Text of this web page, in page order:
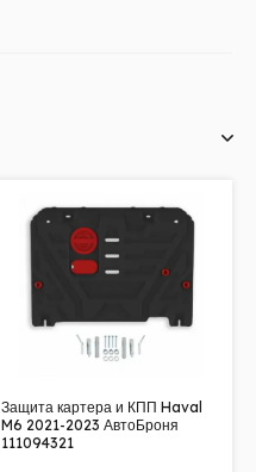
Защита картера и КПП Haval
M6 2021-2023 АвтоБроня
111094321